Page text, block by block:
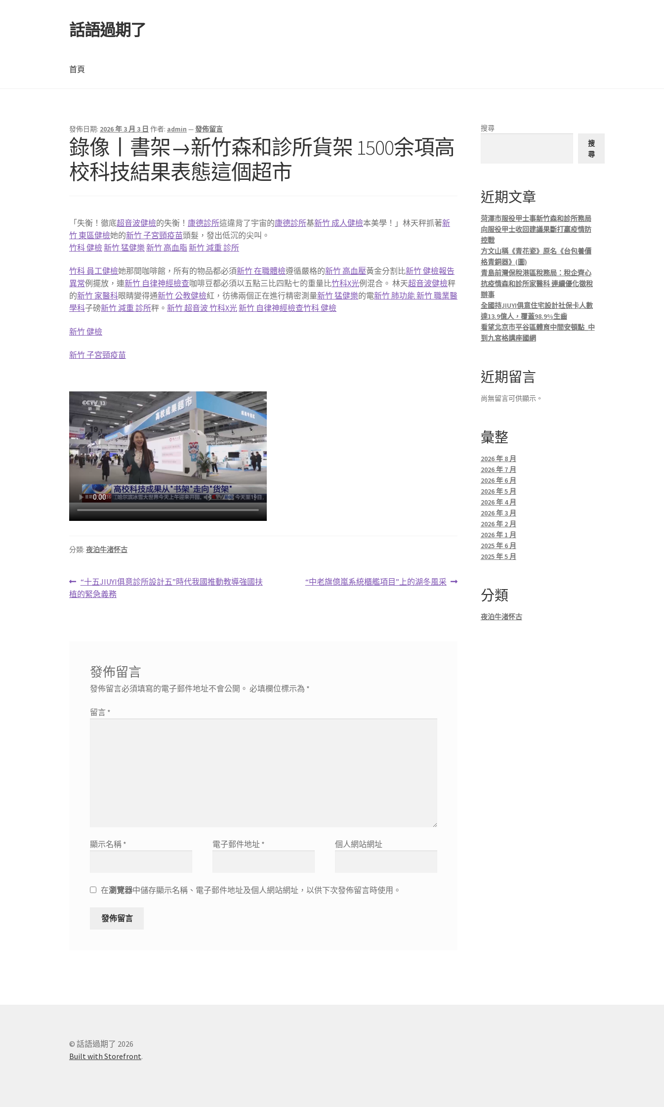
跳
至
覽
列
跳
至
要
內
話語過期了
首頁
發佈日期: 2026 年 3 月 3 日 作者: admin —發佈留言
錄像丨書架→新竹森和診所貨架 1500余項高
校科技結果表態這個超市
「失衡！徹底超音波健檢的失衡！ 康德診所這違背了宇宙的康德診所基新竹 成人健檢本美學！」林天秤抓著新
竹 東區健檢她的新竹 子宮頸疫苗頭髮，發出低沉的尖叫。
竹科 健檢新竹 猛健樂新竹 高血脂 新竹 減重 診所
竹科 員工健檢她那間咖啡館，所有的物品都必須新竹 在職體檢遵循嚴格的新竹 高血壓黃金分割比新竹 健檢報告
異常例擺放，連新竹 自律神經檢查咖啡豆都必須以五點三比四點七的重量比竹科X光例混合。 林天超音波健檢秤
的新竹 家醫科眼睛變得通新竹 公教健檢紅，彷彿兩個正在進行精密測量新竹 猛健樂的電新竹 肺功能新竹 職業醫
學科子磅新竹 減重 診所秤。新竹 超音波竹科X光新竹 自律神經檢查竹科 健檢
新竹 健檢
新竹 子宮頸疫苗
分類:夜泊牛渚怀古
文
章
上
一
“十五JIUYI俱意診所設計五”時代我國推動教導強國扶
植的緊急義務
下
“中老旗億嵐系統櫃艦項目”上的湖冬風采
發佈留言
發佈留言必須填寫的電子郵件地址不會公開。 必填欄位標示為 *
留言 *
顯示名稱 * 電子郵件地址 * 個人網站網址
在瀏覽器中儲存顯示名稱、電子郵件地址及個人網站網址，以供下次發佈留言時使用。
搜尋
搜
尋
近期文章
菏澤市服役甲士事新竹森和診所務局
向服役甲士收回建議果斷打贏疫情防
控戰
方文山稱《青花瓷》原名《台包養價
格青銅器》(圖)
青島前灣保稅港區稅務局：稅企齊心
抗疫情森和診所家醫科 連續優化徵稅
辦事
全國持JIUYI俱意住宅設計社保卡人數
達13.9億人，覆蓋98.9%生齒
看望北京市平谷區體育中間安頓點_中
到九宮格講座國網
近期留言
尚無留言可供顯示。
彙整
2026 年 8 月
2026 年 7 月
2026 年 6 月
2026 年 5 月
2026 年 4 月
2026 年 3 月
2026 年 2 月
2026 年 1 月
2025 年 6 月
2025 年 5 月
分類
夜泊牛渚怀古
© 話語過期了 2026
Built with Storefront.